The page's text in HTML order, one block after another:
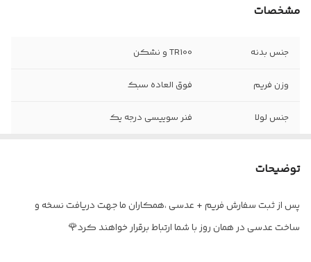
مشخصات
جنس بدنه TR100 و نشکن
وزن فریم فوق العاده سبک
جنس لولا فنر سوییسی درجه یک
توضیحات
پس از ثبت سفارش فریم + عدسی ،همکاران ما جهت دریافت نسخه و
ساخت عدسی در همان روز با شما ارتباط برقرار خواهند کرد🌹